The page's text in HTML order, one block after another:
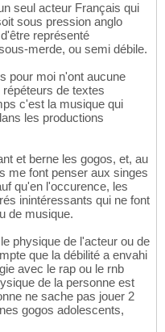
seul acteur Français qui
sous pression anglo
représenté
merde, ou semi débile.
pour moi n'ont aucune
de textes
c'est la musique qui
les productions
et berne les gogos, et, au
me font penser aux singes
qu'en l'occurence, les
inintéressants qui ne font
de musique.
physique de l'acteur ou de
que la débilité a envahi
avec le rap ou le rnb
de la personne est
ne sache pas jouer 2
gogos adolescents,